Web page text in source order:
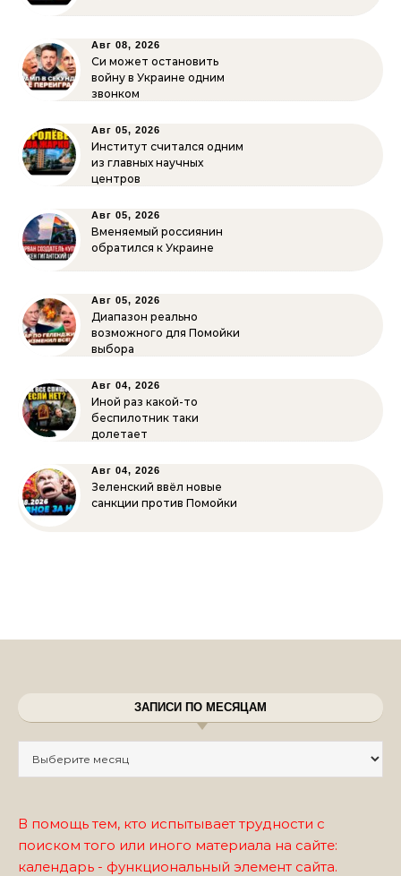
Авг 08, 2026
Си может остановить
войну в Украине одним
звонком
Авг 05, 2026
Институт считался одним
из главных научных
центров
Авг 05, 2026
Вменяемый россиянин
обратился к Украине
Авг 05, 2026
Диапазон реально
возможного для Помойки
выбора
Авг 04, 2026
Иной раз какой-то
беспилотник таки
долетает
Авг 04, 2026
Зеленский ввёл новые
санкции против Помойки
ЗАПИСИ ПО МЕСЯЦАМ
В помощь тем, кто испытывает трудности с
поиском того или иного материала на сайте:
календарь - функциональный элемент сайта.